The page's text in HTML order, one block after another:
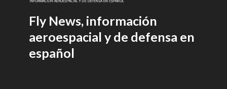
Fly News, información
aeroespacial y de defensa en
español